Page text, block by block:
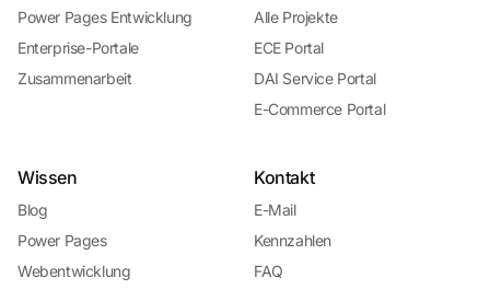
Power Pages Entwicklung
Enterprise-Portale
Zusammenarbeit
Alle Projekte
ECE Portal
DAI Service Portal
E-Commerce Portal
Wissen
Blog
Power Pages
Webentwicklung
Kontakt
E-Mail
Kennzahlen
FAQ